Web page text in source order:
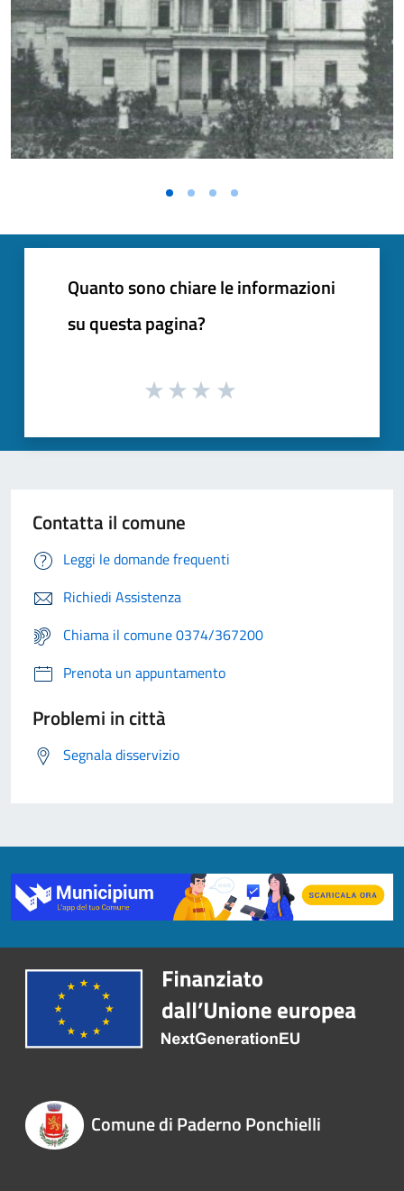
Vai alla slide 1
Vai alla slide 2
Vai alla slide 3
Vai alla slide 4
Quanto sono chiare le informazioni
su questa pagina?
Contatta il comune
Leggi le domande frequenti
Richiedi Assistenza
Chiama il comune 0374/367200
Prenota un appuntamento
Problemi in città
Segnala disservizio
Comune di Paderno Ponchielli